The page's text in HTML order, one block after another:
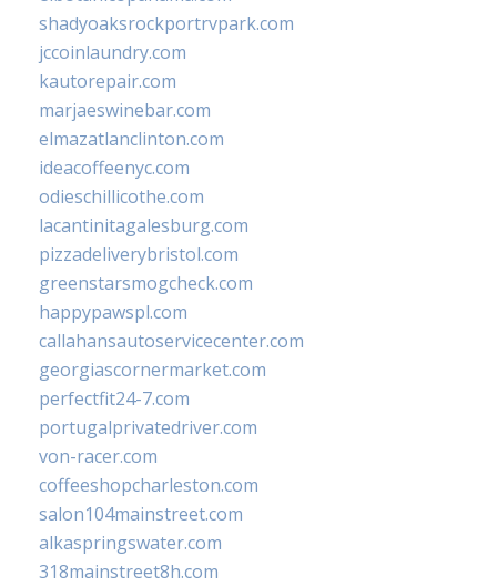
shadyoaksrockportrvpark.com
jccoinlaundry.com
kautorepair.com
marjaeswinebar.com
elmazatlanclinton.com
ideacoffeenyc.com
odieschillicothe.com
lacantinitagalesburg.com
pizzadeliverybristol.com
greenstarsmogcheck.com
happypawspl.com
callahansautoservicecenter.com
georgiascornermarket.com
perfectfit24-7.com
portugalprivatedriver.com
von-racer.com
coffeeshopcharleston.com
salon104mainstreet.com
alkaspringswater.com
318mainstreet8h.com